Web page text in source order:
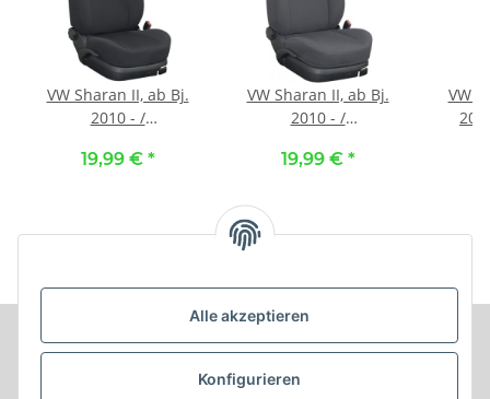
Alle akzeptieren
Konfigurieren
VW Sharan II, ab Bj.
2010 - /
Mittelkonsolenbezug
schwarz
19,99 € *
VW Sharan II, ab Bj.
2010 - /
Mittelkonsolenbezug
anthrazit / Stoff
anthrazit
19,99 € *
VW
Informationen